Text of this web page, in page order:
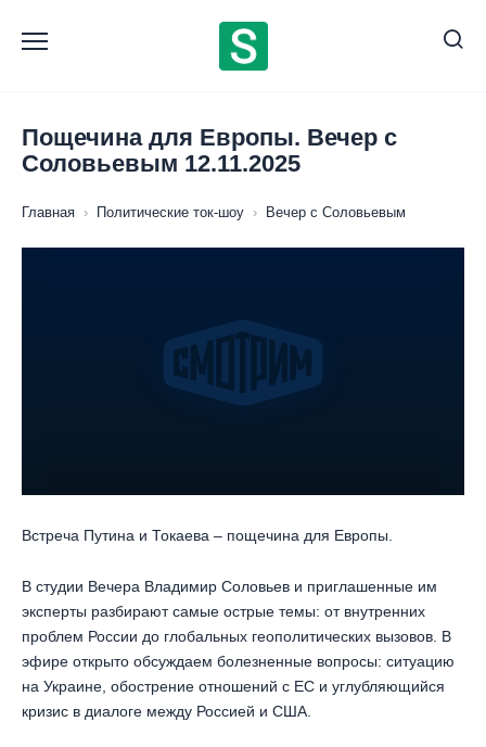
содержанию
Пощечина для Европы. Вечер с
Соловьевым 12.11.2025
Главная › Политические ток-шоу › Вечер с Соловьевым
Встреча Путина и Токаева – пощечина для Европы.
В студии Вечера Владимир Соловьев и приглашенные им
эксперты разбирают самые острые темы: от внутренних
проблем России до глобальных геополитических вызовов. В
эфире открыто обсуждаем болезненные вопросы: ситуацию
на Украине, обострение отношений с ЕС и углубляющийся
кризис в диалоге между Россией и США.